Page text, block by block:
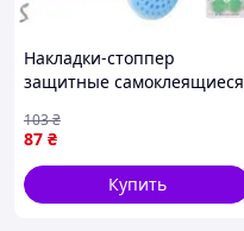
Накладки-стоппер
защитные самоклеящиеся
87 ₴
103₴
Купить